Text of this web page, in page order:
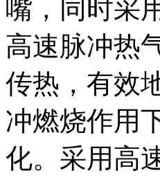
嘴，同时采
高速脉冲热
传热，有效
冲燃烧作用
化。采用高